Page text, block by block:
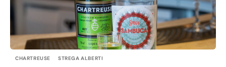
CHARTREUSE STREGA ALBERTI